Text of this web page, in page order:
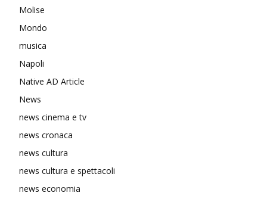
Molise
Mondo
musica
Napoli
Native AD Article
News
news cinema e tv
news cronaca
news cultura
news cultura e spettacoli
news economia